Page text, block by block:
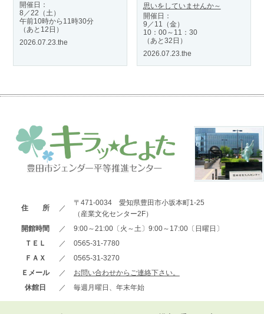
開催日：
8／22（土）
午前10時から11時30分
（あと12日）
2026.07.23.the
思いをしていませんか～
開催日：
9／11（金）
10：00～11：30
（あと32日）
2026.07.23.the
住 所 ／
〒471-0034 愛知県豊田市小坂本町1-25
（産業文化センター2F）
開館時間
／
9:00～21:00〔火～土〕9:00～17:00〔日曜日〕
ＴＥＬ
／
0565-31-7780
ＦＡＸ
／
0565-31-3270
Ｅメール
／
お問い合わせからご連絡下さい。
休館日
／ 毎週月曜日、年末年始